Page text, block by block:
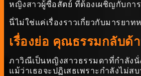
หญิงสาวผู้ซื่อสัตย์ ที่ต้องเผชิญกับกา
นี่ไม่ใช่แค่เรื่องราวเกี่ยวกับมารยา
เรื่องย่อ คุณธรรมกลับด้
ภาวิณีเป็นหญิงสาวธรรมดาที่กำลังนั่
แม้ว่าเธอจะปฏิเสธเพราะกำลังไม่